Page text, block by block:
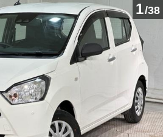
1/38